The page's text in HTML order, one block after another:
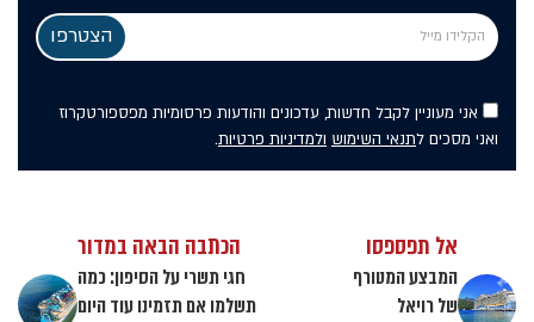
אני מעוניין לקבל חדשות, עדכונים והודעות פרסומיות מפספורטקרוז
ואני מסכים לתנאי השימוש ולמדיניות פרטיות.
אל תפספסו
המבצע המטורף
של רויאל
הכתבה הבאה במדור
חגי תשרי על הסיפון: כמה
תשלמו אם תזמינו עוד היום